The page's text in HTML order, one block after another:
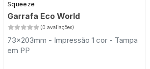
Squeeze
Garrafa Eco World
(0 avaliações)
73x203mm - Impressão 1 cor - Tampa
em PP